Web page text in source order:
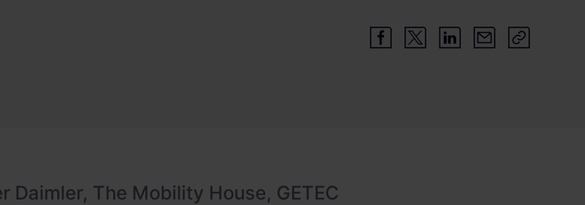
Daimler, The Mobility House, GETEC